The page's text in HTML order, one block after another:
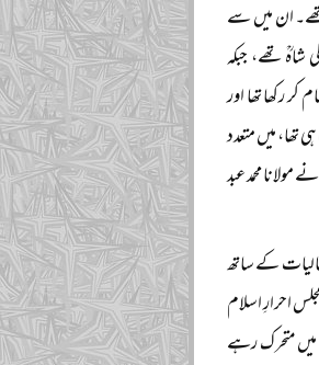
ان میں سے
شاہؒ تھے، جبکہ
رکھا تھا اور
میں متعدد
محمد عبد
کے ساتھ
احرارِ اسلام
متحرک رہے